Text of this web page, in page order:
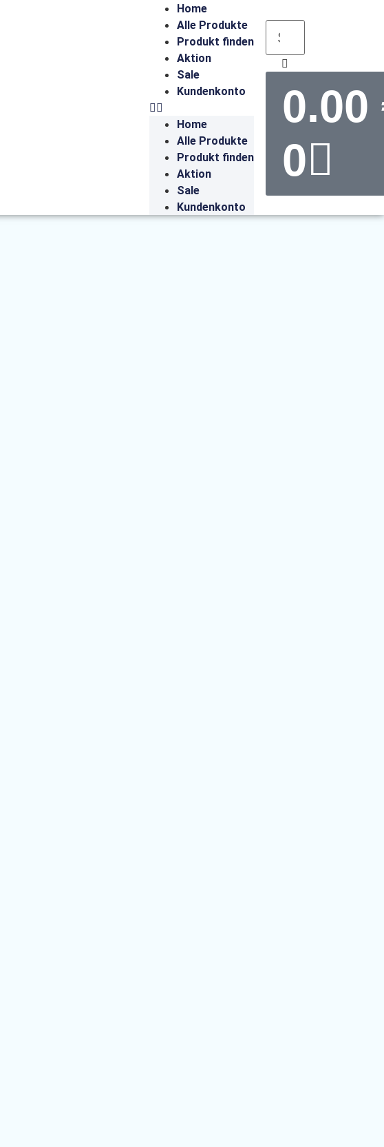
Home
Alle Produkte
Produkt finden
Aktion
Sale
Kundenkonto
Home
Alle Produkte
Produkt finden
Aktion
Sale
Kundenkonto
0.00
0